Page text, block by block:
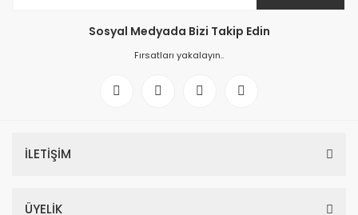
Sosyal Medyada Bizi Takip Edin
Fırsatları yakalayın..
İLETİŞİM
ÜYELİK